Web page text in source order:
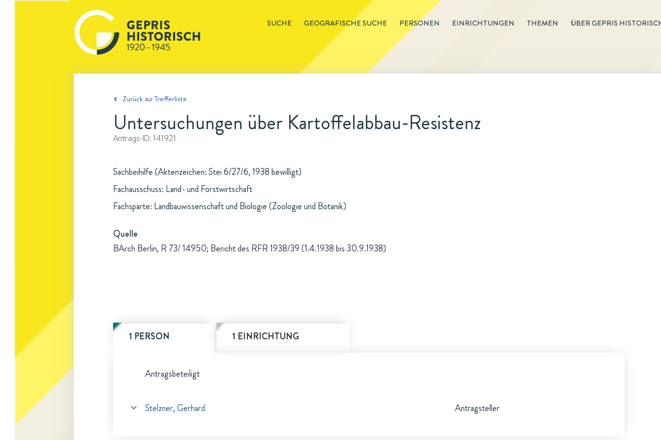
SUCHE GEOGRAFISCHE SUCHE PERSONEN EINRICHTUNGEN THEMEN ÜBER GEPRIS
Zurück zur Trefferliste
Untersuchungen über Kartoffelabbau-Resistenz
Antrags-ID: 141921
Sachbeihilfe (Aktenzeichen: Stei 6/27/6, 1938 bewilligt)
Fachausschuss: Land- und Forstwirtschaft
Fachsparte: Landbauwissenschaft und Biologie (Zoologie und Botanik)
Quelle
BArch Berlin, R 73/ 14950; Bericht des RFR 1938/39 (1.4.1938 bis 30.9.1938)
1 PERSON 1 EINRICHTUNG
Antragsbeteiligt
Stelzner, Gerhard Antragsteller